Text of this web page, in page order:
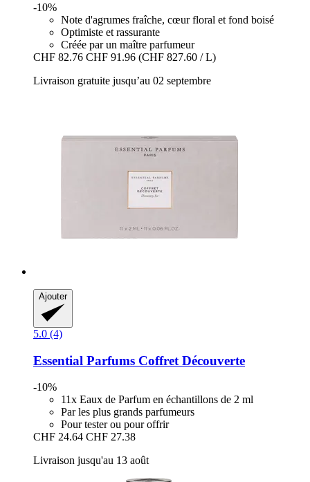
-10%
Note d'agrumes fraîche, cœur floral et fond boisé
Optimiste et rassurante
Créée par un maître parfumeur
CHF 82.76 CHF 91.96 (CHF 827.60 / L)
Livraison gratuite jusqu’au 02 septembre
Ajouter
5.0 (4)
Essential Parfums Coffret Découverte
-10%
11x Eaux de Parfum en échantillons de 2 ml
Par les plus grands parfumeurs
Pour tester ou pour offrir
CHF 24.64 CHF 27.38
Livraison jusqu'au 13 août